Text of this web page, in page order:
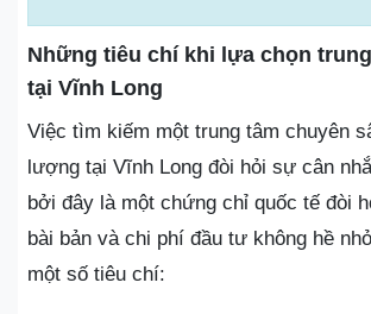
Những tiêu chí khi lựa chọn
tại Vĩnh Long
Việc tìm kiếm một trung tâm chuyên
lượng tại Vĩnh Long đòi hỏi sự cân
bởi đây là một chứng chỉ quốc tế đòi
bài bản và chi phí đầu tư không hề
một số tiêu chí: